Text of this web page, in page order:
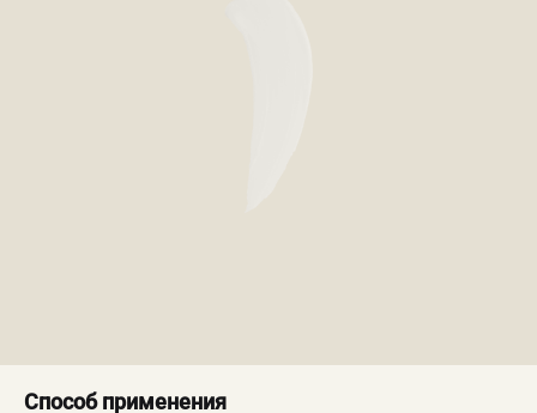
Способ применения